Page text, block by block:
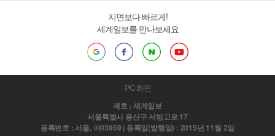
지면보다 빠르게!
세계일보를 만나보세요
PC 화면
제호 : 세계일보
서울특별시 용산구 서빙고로 17
등록번호 : 서울, 아03959 | 등록일(발행일) : 2015년 11월 2일